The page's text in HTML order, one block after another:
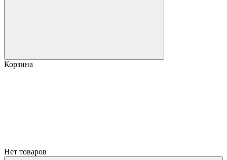
Корзина
Нет товаров